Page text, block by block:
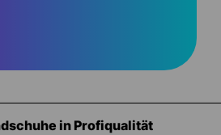
in Profiqualität